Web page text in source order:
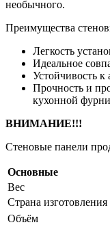
необычного.
Преимущества
Легкость
Идеальное
Устойчивость к
Прочность и
кухонной
ВНИМАНИЕ!!!
Стеновые панели
Основные
Вес
Страна изготовления
Объём